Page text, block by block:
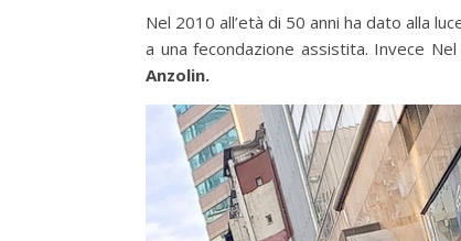
Nel 2010 all’età di 50 anni ha dato alla
a una fecondazione assistita. Invece
Anzolin.